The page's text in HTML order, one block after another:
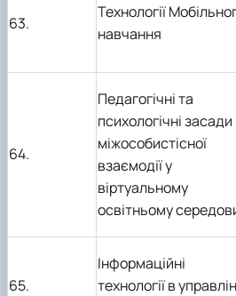
63.
Технології
навчання
64.
Педагогічні та
психологічні засади
міжособистісної
взаємодії у
віртуальному
освітньому
65.
Інформаційні
технології в